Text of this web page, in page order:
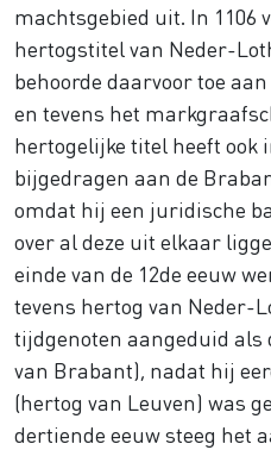
machtsgebied uit. In 1106
hertogstitel van Neder-
behoorde daarvoor toe
en tevens het
hertogelijke titel heeft ook
bijgedragen aan de
omdat hij een juridische
over al deze uit elkaar
einde van de 12de eeuw
tevens hertog van Neder-
tijdgenoten aangeduid als
van Brabant), nadat hij
(hertog van Leuven) was
dertiende eeuw steeg het